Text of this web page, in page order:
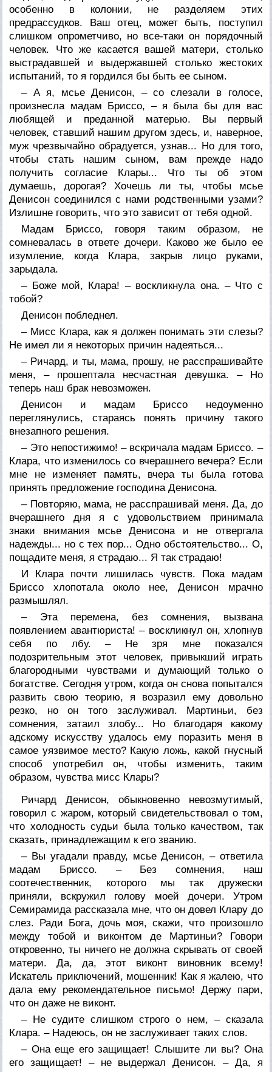
особенно в колонии, не разделяем этих
предрассудков. Ваш отец, может быть, поступил
слишком опрометчиво, но все-таки он порядочный
человек. Что же касается вашей матери, столько
выстрадавшей и выдержавшей столько жестоких
испытаний, то я гордился бы быть ее сыном.
– А я, мсье Денисон, – со слезали в голосе,
произнесла мадам Бриссо, – я была бы для вас
любящей и преданной матерью. Вы первый
человек, ставший нашим другом здесь, и, наверное,
муж чрезвычайно обрадуется, узнав... Но для того,
чтобы стать нашим сыном, вам прежде надо
получить согласие Клары... Что ты об этом
думаешь, дорогая? Хочешь ли ты, чтобы мсье
Денисон соединился с нами родственными узами?
Излишне говорить, что это зависит от тебя одной.
Мадам Бриссо, говоря таким образом, не
сомневалась в ответе дочери. Каково же было ее
изумление, когда Клара, закрыв лицо руками,
зарыдала.
– Боже мой, Клара! – воскликнула она. – Что с
тобой?
Денисон побледнел.
– Мисс Клара, как я должен понимать эти слезы?
Не имел ли я некоторых причин надеяться...
– Ричард, и ты, мама, прошу, не расспрашивайте
меня, – прошептала несчастная девушка. – Но
теперь наш брак невозможен.
Денисон и мадам Бриссо недоуменно
переглянулись, стараясь понять причину такого
внезапного решения.
– Это непостижимо! – вскричала мадам Бриссо. –
Клара, что изменилось со вчерашнего вечера? Если
мне не изменяет память, вчера ты была готова
принять предложение господина Денисона.
– Повторяю, мама, не расспрашивай меня. Да, до
вчерашнего дня я с удовольствием принимала
знаки внимания мсье Денисона и не отвергала
надежды... но с тех пор... Одно обстоятельство... О,
пощадите меня, я страдаю... Я так страдаю!
И Клара почти лишилась чувств. Пока мадам
Бриссо хлопотала около нее, Денисон мрачно
размышлял.
– Эта перемена, без сомнения, вызвана
появлением авантюриста! – воскликнул он, хлопнув
себя по лбу. – Не зря мне показался
подозрительным этот человек, привыкший играть
благородными чувствами и думающий только о
богатстве. Сегодня утром, когда он снова попытался
развить свою теорию, я возразил ему довольно
резко, но он того заслуживал. Мартиньи, без
сомнения, затаил злобу... Но благодаря какому
адскому искусству удалось ему поразить меня в
самое уязвимое место? Какую ложь, какой гнусный
способ употребил он, чтобы изменить, таким
образом, чувства мисс Клары?
Ричард Денисон, обыкновенно невозмутимый,
говорил с жаром, который свидетельствовал о том,
что холодность судьи была только качеством, так
сказать, принадлежащим к его званию.
– Вы угадали правду, мсье Денисон, – ответила
мадам Бриссо. – Без сомнения, наш
соотечественник, которого мы так дружески
приняли, вскружил голову моей дочери. Утром
Семирамида рассказала мне, что он довел Клару до
слез. Ради Бога, дочь моя, скажи, что произошло
между тобой и виконтом де Мартиньи? Говори
откровенно, ты ничего не должна скрывать от своей
матери. Да, да, этот виконт виновник всему!
Искатель приключений, мошенник! Как я жалею, что
дала ему рекомендательное письмо! Держу пари,
что он даже не виконт.
– Не судите слишком строго о нем, – сказала
Клара. – Надеюсь, он не заслуживает таких слов.
– Она еще его защищает! Слышите ли вы? Она
его защищает! – не выдержал Денисон. – Да, я